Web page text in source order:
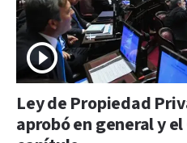
Ley de Propiedad
aprobó en general y